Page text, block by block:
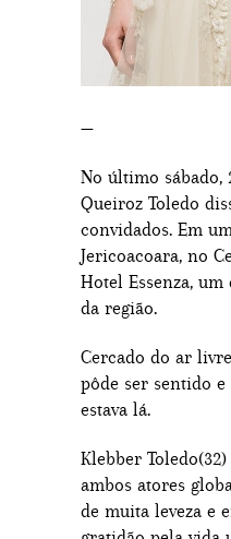
—
No último sábado,
Queiroz Toledo
convidados. Em
Jericoacoara, no
Hotel Essenza,
da região.
Cercado do ar
pôde ser sentido
estava lá.
Klebber
ambos atores
de muita leveza e